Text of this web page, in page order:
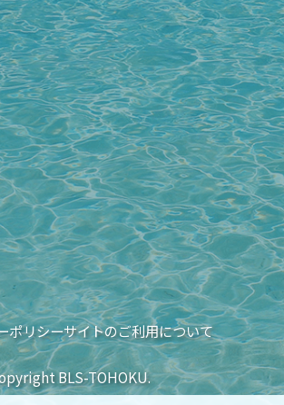
ポリシーサイトのご利用について
BLS-TOHOKU.